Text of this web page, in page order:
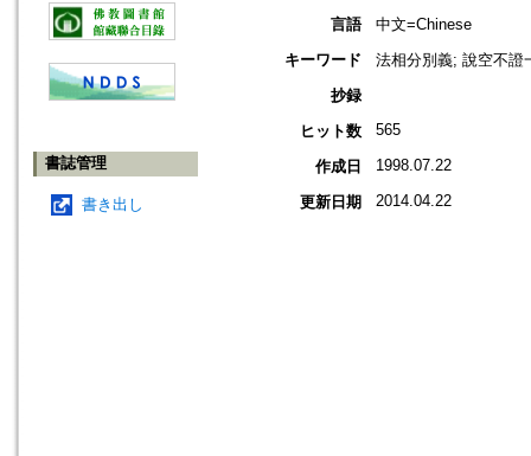
書誌管理
書き出し
言語
中文=Chinese
キーワード
法相分別義; 說空不證
抄録
ヒット数
565
作成日 1998.07.22
更新日期 2014.04.22